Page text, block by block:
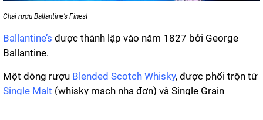
Chai rượu Ballantine’s Finest
Ballantine’s được thành lập vào năm 1827 bởi George
Ballantine.
Một dòng rượu Blended Scotch Whisky, được phối trộn từ
Single Malt (whisky mạch nha đơn) và Single Grain